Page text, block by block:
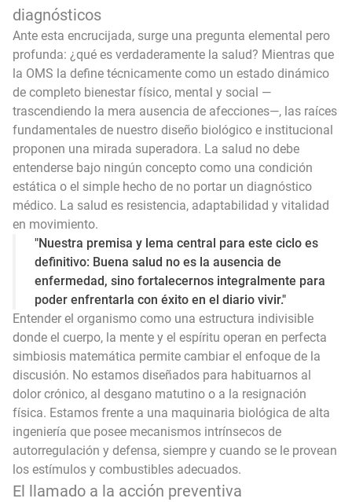
diagnósticos
Ante esta encrucijada, surge una pregunta elemental pero
profunda: ¿qué es verdaderamente la salud? Mientras que
la OMS la define técnicamente como un estado dinámico
de completo bienestar físico, mental y social —
trascendiendo la mera ausencia de afecciones—, las raíces
fundamentales de nuestro diseño biológico e institucional
proponen una mirada superadora. La salud no debe
entenderse bajo ningún concepto como una condición
estática o el simple hecho de no portar un diagnóstico
médico. La salud es resistencia, adaptabilidad y vitalidad
en movimiento.
"Nuestra premisa y lema central para este ciclo es
definitivo: Buena salud no es la ausencia de
enfermedad, sino fortalecernos integralmente para
poder enfrentarla con éxito en el diario vivir."
Entender el organismo como una estructura indivisible
donde el cuerpo, la mente y el espíritu operan en perfecta
simbiosis matemática permite cambiar el enfoque de la
discusión. No estamos diseñados para habituarnos al
dolor crónico, al desgano matutino o a la resignación
física. Estamos frente a una maquinaria biológica de alta
ingeniería que posee mecanismos intrínsecos de
autorregulación y defensa, siempre y cuando se le provean
los estímulos y combustibles adecuados.
El llamado a la acción preventiva